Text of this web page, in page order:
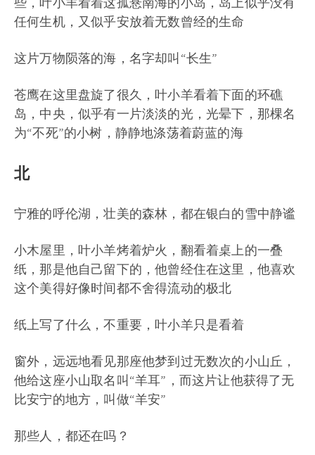
任何生机，又似乎安放着无数曾经的生命
这片万物陨落的海，名字却叫“长生”
苍鹰在这里盘旋了很久，叶小羊看着下面的环礁
岛，中央，似乎有一片淡淡的光，光晕下，那棵名
为“不死”的小树，静静地涤荡着蔚蓝的海
北
宁雅的呼伦湖，壮美的森林，都在银白的雪中静谧
小木屋里，叶小羊烤着炉火，翻看着桌上的一叠
纸，那是他自己留下的，他曾经住在这里，他喜欢
这个美得好像时间都不舍得流动的极北
纸上写了什么，不重要，叶小羊只是看着
窗外，远远地看见那座他梦到过无数次的小山丘，
他给这座小山取名叫“羊耳”，而这片让他获得了无
比安宁的地方，叫做“羊安”
那些人，都还在吗？